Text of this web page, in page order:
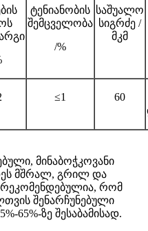
ტენიანობის
შემცველობა
/%
საშუალო
სიგრძე /
მკმ
≤1
60
მინაბოჭკოვანი
მშრალ, გრილ და
რომ
შენარჩუნებული
65%-ზე შესაბამისად.